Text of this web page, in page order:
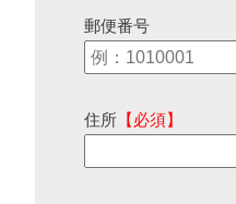
郵便番号
住所 【必須】